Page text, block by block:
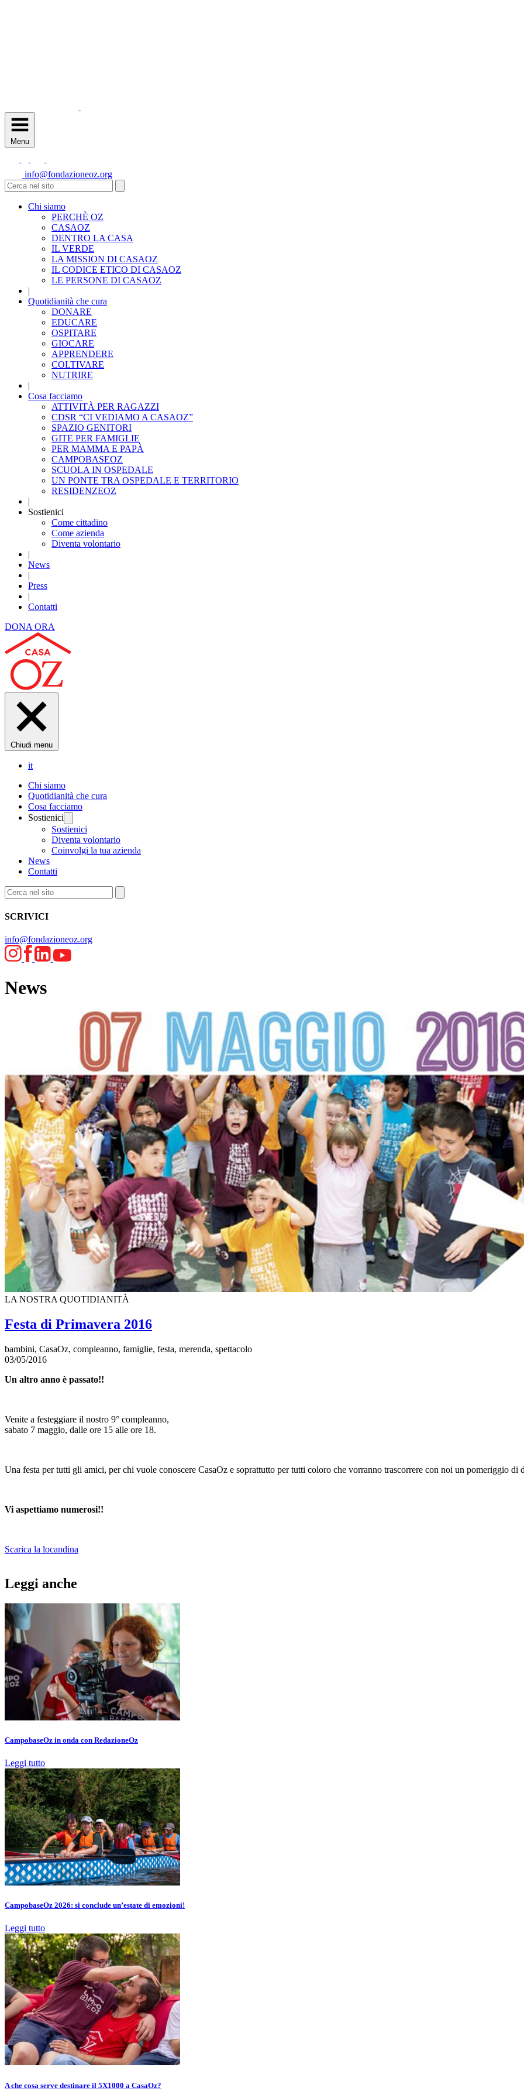
Menu
info@fondazioneoz.org
Chi siamo
PERCHÈ OZ
CASAOZ
DENTRO LA CASA
IL VERDE
LA MISSION DI CASAOZ
IL CODICE ETICO DI CASAOZ
LE PERSONE DI CASAOZ
|
Quotidianità che cura
DONARE
EDUCARE
OSPITARE
GIOCARE
APPRENDERE
COLTIVARE
NUTRIRE
|
Cosa facciamo
ATTIVITÀ PER RAGAZZI
CDSR “CI VEDIAMO A CASAOZ”
SPAZIO GENITORI
GITE PER FAMIGLIE
PER MAMMA E PAPÀ
CAMPOBASEOZ
SCUOLA IN OSPEDALE
UN PONTE TRA OSPEDALE E TERRITORIO
RESIDENZEOZ
|
Sostienici
Come cittadino
Come azienda
Diventa volontario
|
News
|
Press
|
Contatti
DONA ORA
Chiudi menu
it
Chi siamo
Quotidianità che cura
Cosa facciamo
Sostienici
Sostienici
Diventa volontario
Coinvolgi la tua azienda
News
Contatti
SCRIVICI
info@fondazioneoz.org
News
LA NOSTRA QUOTIDIANITÀ
Festa di Primavera 2016
bambini, CasaOz, compleanno, famiglie, festa, merenda, spettacolo
03/05/2016
Un altro anno è passato!!
Venite a festeggiare il nostro 9° compleanno,
sabato 7 maggio, dalle ore 15 alle ore 18.
Una festa per tutti gli amici, per chi vuole conoscere CasaOz e soprattutto per tutti coloro che vorranno trascorrere con noi un pomeriggio di
Vi aspettiamo numerosi!!
Scarica la locandina
Leggi anche
CampobaseOz in onda con RedazioneOz
Leggi tutto
CampobaseOz 2026: si conclude un’estate di emozioni!
Leggi tutto
A che cosa serve destinare il 5X1000 a CasaOz?